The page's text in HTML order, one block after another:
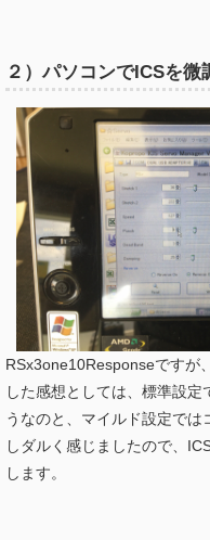
２）パソコンでICSを微
RSx3one10Responseですが
した感想としては、標準設
うなのと、マイルド設定で
しダルく感じましたので、
します。